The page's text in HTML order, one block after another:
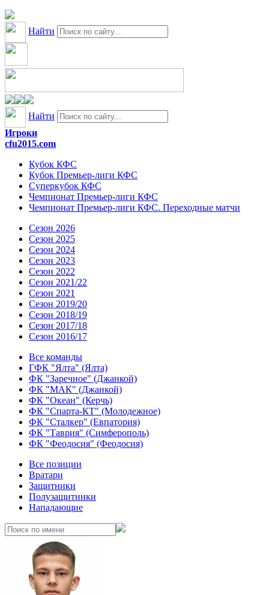
Найти
Найти
Игроки
cfu2015.com
Кубок КФС
Кубок Премьер-лиги КФС
Суперкубок КФС
Чемпионат Премьер-лиги КФС
Чемпионат Премьер-лиги КФС. Переходные матчи
Сезон 2026
Сезон 2025
Сезон 2024
Сезон 2023
Сезон 2022
Сезон 2021/22
Сезон 2021
Сезон 2019/20
Сезон 2018/19
Сезон 2017/18
Сезон 2016/17
Все команды
ГФК "Ялта" (Ялта)
ФК "Заречное" (Джанкой)
ФК "МАК" (Джанкой)
ФК "Океан" (Керчь)
ФК "Спарта-КТ" (Молодежное)
ФК "Сталкер" (Евпатория)
ФК "Таврия" (Симферополь)
ФК "Феодосия" (Феодосия)
Все позиции
Вратари
Защитники
Полузащитники
Нападающие